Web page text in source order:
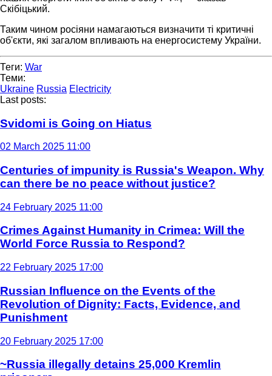
Скібіцький.
Таким чином росіяни намагаються визначити ті критичні
об'єкти, які загалом впливають на енергосистему України.
Теги: War
Теми:
Ukraine Russia Electricity
Last posts:
Svidomi is Going on Hiatus
02 March 2025 11:00
Centuries of impunity is Russia's Weapon. Why
can there be no peace without justice?
24 February 2025 11:00
Crimes Against Humanity in Crimea: Will the
World Force Russia to Respond?
22 February 2025 17:00
Russian Influence on the Events of the
Revolution of Dignity: Facts, Evidence, and
Punishment
20 February 2025 17:00
~Russia illegally detains 25,000 Kremlin